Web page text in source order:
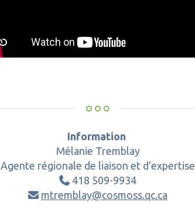
Information
Mélanie Tremblay
Agente régionale de liaison et d'expertise
 418 509-9934
 mtremblay@cosmoss.qc.ca